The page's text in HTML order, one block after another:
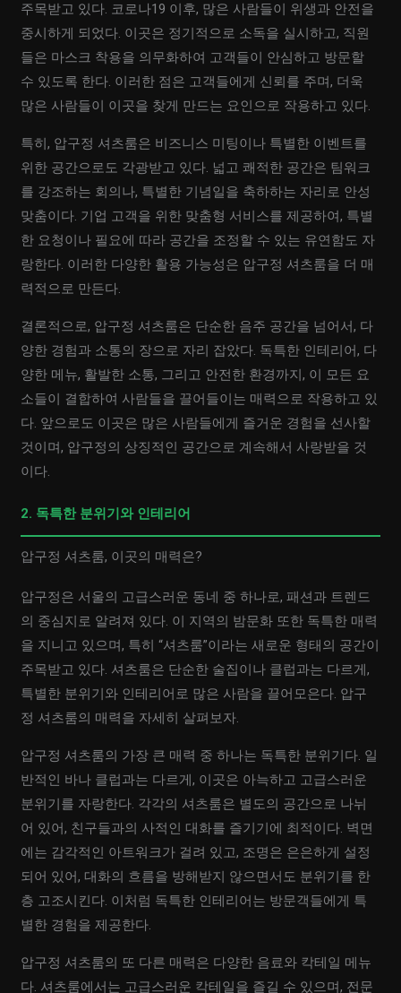
주목받고 있다. 코로나19 이후, 많은 사람들이 위생과 안전을
중시하게 되었다. 이곳은 정기적으로 소독을 실시하고, 직원
들은 마스크 착용을 의무화하여 고객들이 안심하고 방문할
수 있도록 한다. 이러한 점은 고객들에게 신뢰를 주며, 더욱
많은 사람들이 이곳을 찾게 만드는 요인으로 작용하고 있다.
특히, 압구정 셔츠룸은 비즈니스 미팅이나 특별한 이벤트를
위한 공간으로도 각광받고 있다. 넓고 쾌적한 공간은 팀워크
를 강조하는 회의나, 특별한 기념일을 축하하는 자리로 안성
맞춤이다. 기업 고객을 위한 맞춤형 서비스를 제공하여, 특별
한 요청이나 필요에 따라 공간을 조정할 수 있는 유연함도 자
랑한다. 이러한 다양한 활용 가능성은 압구정 셔츠룸을 더 매
력적으로 만든다.
결론적으로, 압구정 셔츠룸은 단순한 음주 공간을 넘어서, 다
양한 경험과 소통의 장으로 자리 잡았다. 독특한 인테리어, 다
양한 메뉴, 활발한 소통, 그리고 안전한 환경까지, 이 모든 요
소들이 결합하여 사람들을 끌어들이는 매력으로 작용하고 있
다. 앞으로도 이곳은 많은 사람들에게 즐거운 경험을 선사할
것이며, 압구정의 상징적인 공간으로 계속해서 사랑받을 것
이다.
2. 독특한 분위기와 인테리어
압구정 셔츠룸, 이곳의 매력은?
압구정은 서울의 고급스러운 동네 중 하나로, 패션과 트렌드
의 중심지로 알려져 있다. 이 지역의 밤문화 또한 독특한 매력
을 지니고 있으며, 특히 “셔츠룸”이라는 새로운 형태의 공간이
주목받고 있다. 셔츠룸은 단순한 술집이나 클럽과는 다르게,
특별한 분위기와 인테리어로 많은 사람을 끌어모은다. 압구
정 셔츠룸의 매력을 자세히 살펴보자.
압구정 셔츠룸의 가장 큰 매력 중 하나는 독특한 분위기다. 일
반적인 바나 클럽과는 다르게, 이곳은 아늑하고 고급스러운
분위기를 자랑한다. 각각의 셔츠룸은 별도의 공간으로 나뉘
어 있어, 친구들과의 사적인 대화를 즐기기에 최적이다. 벽면
에는 감각적인 아트워크가 걸려 있고, 조명은 은은하게 설정
되어 있어, 대화의 흐름을 방해받지 않으면서도 분위기를 한
층 고조시킨다. 이처럼 독특한 인테리어는 방문객들에게 특
별한 경험을 제공한다.
압구정 셔츠룸의 또 다른 매력은 다양한 음료와 칵테일 메뉴
다. 셔츠룸에서는 고급스러운 칵테일을 즐길 수 있으며, 전문